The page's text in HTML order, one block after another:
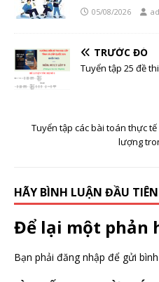
05/08/2026
TRƯỚC ĐÓ
Tuyển tập 25 đề
Tuyển tập các bài toán thực
lượng
HÃY BÌNH LUẬN ĐẦU TIÊN
Để lại một phản
Bạn phải đăng nhập để gửi